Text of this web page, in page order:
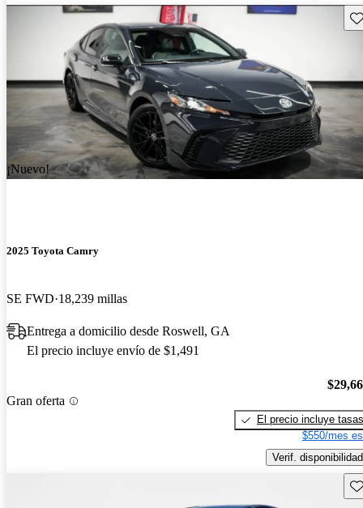
¡Nuevo!
2025 Toyota Camry
SE FWD 18,239 millas
Entrega a domicilio desde Roswell, GA
El precio incluye envío de $1,491
Gran oferta
El precio incluye tasas
$550/mes
Verif. disponibilidad